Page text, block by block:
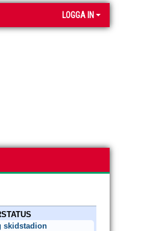
LOGGA IN
skidstadion